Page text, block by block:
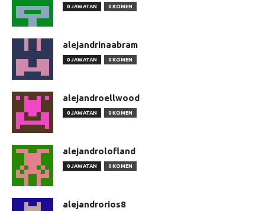
0 JAWATAN 0 KOMEN
alejandrinaabram
0 JAWATAN 0 KOMEN
alejandroellwood
0 JAWATAN 0 KOMEN
alejandrolofland
0 JAWATAN 0 KOMEN
alejandrorios8